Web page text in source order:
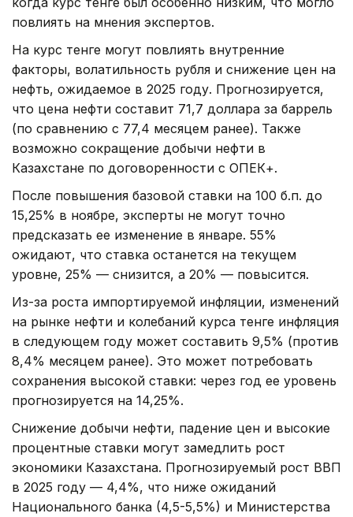
повлиять на мнения экспертов.
На курс тенге могут повлиять внутренние
факторы, волатильность рубля и снижение цен на
нефть, ожидаемое в 2025 году. Прогнозируется,
что цена нефти составит 71,7 доллара за баррель
(по сравнению с 77,4 месяцем ранее). Также
возможно сокращение добычи нефти в
Казахстане по договоренности с ОПЕК+.
После повышения базовой ставки на 100 б.п. до
15,25% в ноябре, эксперты не могут точно
предсказать ее изменение в январе. 55%
ожидают, что ставка останется на текущем
уровне, 25% — снизится, а 20% — повысится.
Из-за роста импортируемой инфляции, изменений
на рынке нефти и колебаний курса тенге инфляция
в следующем году может составить 9,5% (против
8,4% месяцем ранее). Это может потребовать
сохранения высокой ставки: через год ее уровень
прогнозируется на 14,25%.
Снижение добычи нефти, падение цен и высокие
процентные ставки могут замедлить рост
экономики Казахстана. Прогнозируемый рост ВВП
в 2025 году — 4,4%, что ниже ожиданий
Национального банка (4,5-5,5%) и Министерства